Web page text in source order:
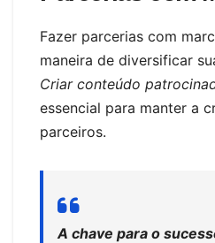
Fazer parcerias com
maneira de diversificar
Criar conteúdo
essencial para manter a
parceiros.
A chave para o